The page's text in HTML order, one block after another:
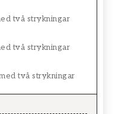
två strykningar
två strykningar
två strykningar